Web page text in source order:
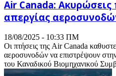
Air Canada:
απεργίας
18/08/2025 - 10:33 ΠΜ
Οι πτήσεις της Air Canada
αεροσυνοδών να επιστρέψουν
του Καναδικού Βιομηχανικού